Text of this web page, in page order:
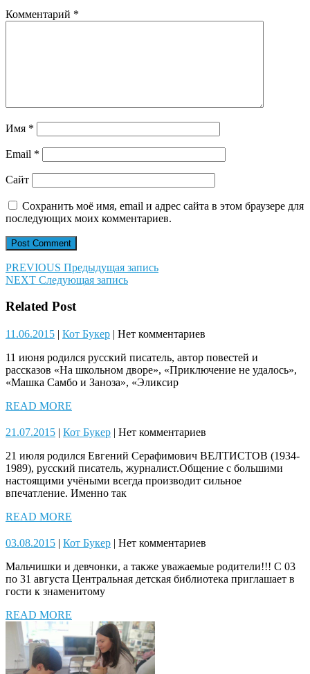
Комментарий *
Имя *
Email *
Сайт
Сохранить моё имя, email и адрес сайта в этом браузере для
последующих моих комментариев.
Навигация
по
записям
PREVIOUS Предыдущая
запись:
Предыдущая запись
NEXT Следующая
Следующая запись
Related Post
11.06.201511.06.2015
| Кот БукерКот
| Нет комментариев
11 июня родился русский писатель, автор повестей и
рассказов «На школьном дворе», «Приключение не удалось»,
«Машка Самбо и Заноза», «Эликсир
READ MORE
21.07.201521.07.2015
| Кот БукерКот
| Нет комментариев
21 июля родился Евгений Серафимович ВЕЛТИСТОВ (1934-
1989), русский писатель, журналист.Общение с большими
настоящими учёными всегда производит сильное
впечатление. Именно так
READ MORE
03.08.201503.08.2015
| Кот БукерКот
| Нет комментариев
Мальчишки и девчонки, а также уважаемые родители!!! С 03
по 31 августа Центральная детская библиотека приглашает в
гости к знаменитому
READ MORE
MORE